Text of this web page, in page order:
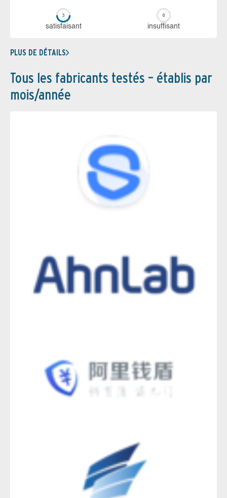
sa­tis­fai­sant in­suf­fi­sant
PLUS DE DÉTAILS
Tous les fabricants testés – établis par
mois/année